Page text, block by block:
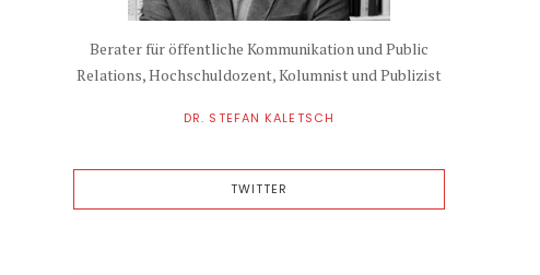
Berater für öffentliche Kommunikation und Public
Relations, Hochschuldozent, Kolumnist und Publizist
DR. STEFAN KALETSCH
TWITTER